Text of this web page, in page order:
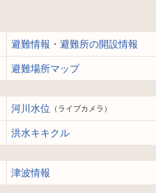
避難情報・避難所の開設情報
避難場所マップ
河川水位 （ライブカメラ）
洪水キキクル
津波情報